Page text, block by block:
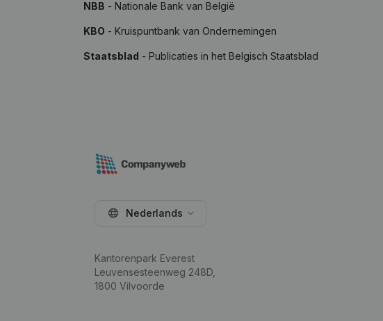
NBB - Nationale Bank van België
KBO - Kruispuntbank van Ondernemingen
Staatsblad - Publicaties in het Belgisch Staatsblad
Nederlands
Kantorenpark Everest
Leuvensesteenweg 248D,
1800 Vilvoorde